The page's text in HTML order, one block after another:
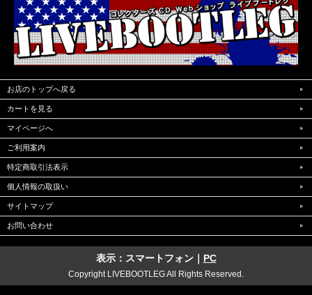
お店のトップへ戻る
カートを見る
マイページへ
ご利用案内
特定商取引法表示
個人情報の取扱い
サイトマップ
お問い合わせ
表示：スマートフォン｜ PC
Copyright LIVEBOOTLEG All Rights Reserved.